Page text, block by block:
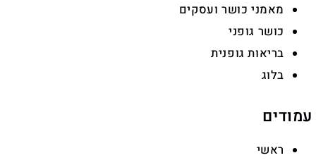
מאמני כושר ועסקים
כושר גופני
בריאות גופנית
בלוג
עמודים
ראשי